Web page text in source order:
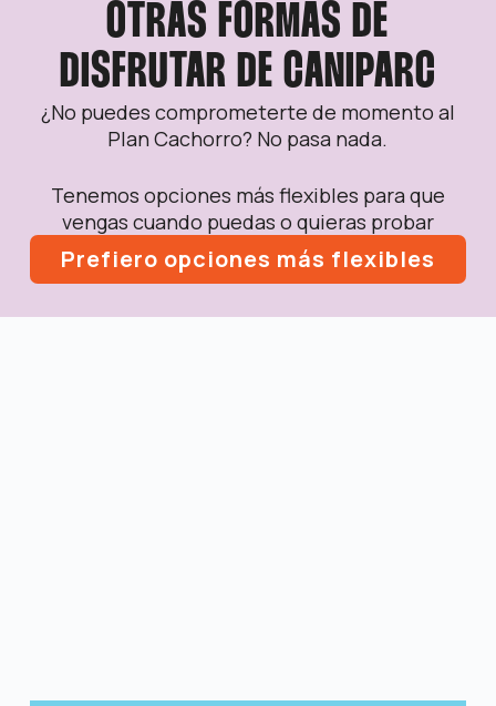
OTRAS FORMAS DE
DISFRUTAR DE CANIPARC
¿No puedes comprometerte de momento al
Plan Cachorro? No pasa nada.
Tenemos opciones más flexibles para que
vengas cuando puedas o quieras probar
Prefiero opciones más flexibles